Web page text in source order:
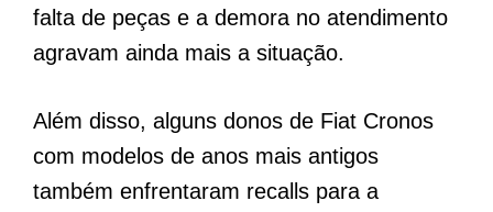
falta de peças e a demora no atendimento
agravam ainda mais a situação.
Além disso, alguns donos de Fiat Cronos
com modelos de anos mais antigos
também enfrentaram recalls para a